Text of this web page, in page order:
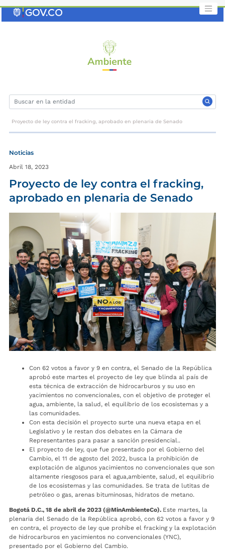
Proyecto de ley contra el fracking, aprobado en plenaria de Senado
Noticias
Abril 18, 2023
Proyecto de ley contra el fracking,
aprobado en plenaria de Senado
Con 62 votos a favor y 9 en contra, el Senado de la República
aprobó este martes el proyecto de ley que blinda al país de
esta técnica de extracción de hidrocarburos y su uso en
yacimientos no convencionales, con el objetivo de proteger el
agua, ambiente, la salud, el equilibrio de los ecosistemas y a
las comunidades.
Con esta decisión el proyecto surte una nueva etapa en el
Legislativo y le restan dos debates en la Cámara de
Representantes para pasar a sanción presidencial..
El proyecto de ley, que fue presentado por el Gobierno del
Cambio, el 11 de agosto del 2022, busca la prohibición de
explotación de algunos yacimientos no convencionales que son
altamente riesgosos para el agua,ambiente, salud, el equilibrio
de los ecosistemas y las comunidades. Se trata de lutitas de
petróleo o gas, arenas bituminosas, hidratos de metano.
Bogotá D.C., 18 de abril de 2023 (@MinAmbienteCo). Este martes, la
plenaria del Senado de la República aprobó, con 62 votos a favor y 9
en contra, el proyecto de ley que prohíbe el fracking y la explotación
de hidrocarburos en yacimientos no convencionales (YNC),
presentado por el Gobierno del Cambio.